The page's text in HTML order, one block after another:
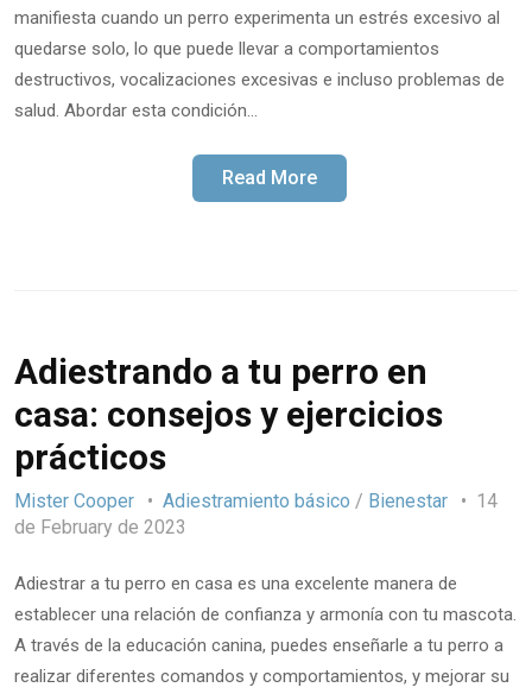
manifiesta cuando un perro experimenta un estrés excesivo al
quedarse solo, lo que puede llevar a comportamientos
destructivos, vocalizaciones excesivas e incluso problemas de
salud. Abordar esta condición…
Read More
Adiestrando a tu perro en
casa: consejos y ejercicios
prácticos
Mister Cooper Adiestramiento básico / Bienestar
14
de February de 2023
Adiestrar a tu perro en casa es una excelente manera de
establecer una relación de confianza y armonía con tu mascota.
A través de la educación canina, puedes enseñarle a tu perro a
realizar diferentes comandos y comportamientos, y mejorar su